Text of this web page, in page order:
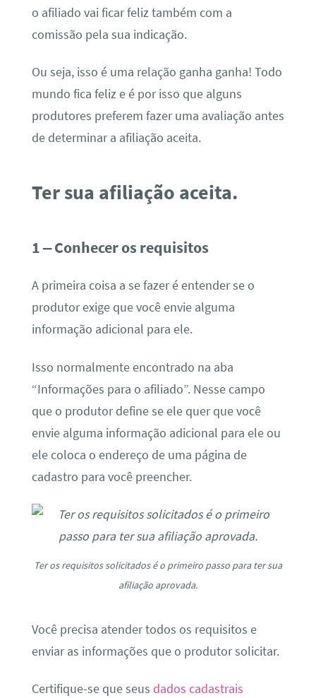
o afiliado vai ficar feliz também com a
comissão pela sua indicação.
Ou seja, isso é uma relação ganha ganha! Todo
mundo fica feliz e é por isso que alguns
produtores preferem fazer uma avaliação antes
de determinar a afiliação aceita.
Ter sua afiliação aceita.
1 – Conhecer os requisitos
A primeira coisa a se fazer é entender se o
produtor exige que você envie alguma
informação adicional para ele.
Isso normalmente encontrado na aba
“Informações para o afiliado”. Nesse campo
que o produtor define se ele quer que você
envie alguma informação adicional para ele ou
ele coloca o endereço de uma página de
cadastro para você preencher.
Ter os requisitos solicitados é o primeiro passo para ter sua
afiliação aprovada.
Você precisa atender todos os requisitos e
enviar as informações que o produtor solicitar.
Certifique-se que seus dados cadastrais